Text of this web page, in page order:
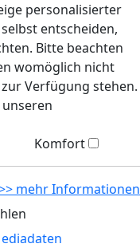
personalisierter
entscheiden,
Bitte beachten
womöglich nicht
Verfügung stehen.
Komfort
mehr Informationen